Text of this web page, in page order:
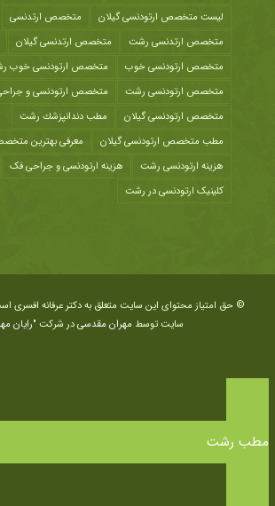
لیست متخصص ارتودنسی گیلان
متخصص ارتدنسی
متخصص ارتدنسی رشت
متخصص ارتدنسی گیلان
متخصص ارتودنسی خوب
متخصص ارتودنسی خوب
متخصص ارتودنسی رشت
متخصص ارتودنسی و
متخصص ارتودنسی گیلان
مطب دندانپزشك رشت
مطب متخصص ارتودنسی گیلان
معرفی بهترین
هزينه ارتودنسی رشت
هزینه ارتودنسی و جراحی فک
کلینیک ارتودنسی در رشت
© حق امتیاز محتوای این سایت متعلق به دکتر عرفانه افسری
سایت توسط مهران مقدسیدر شرکت "رایان
مطب رشت